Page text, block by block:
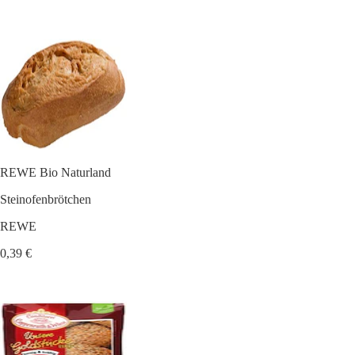
REWE Bio Naturland
Steinofenbrötchen
REWE
0,39 €